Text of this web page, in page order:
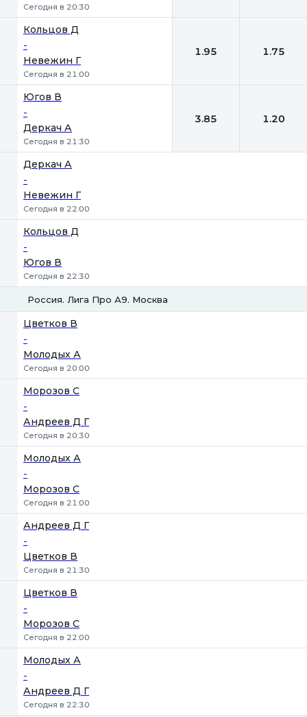
Сегодня в 20:30
Кольцов Д
-
Невежин Г
Сегодня в 21:00
1.95 1.75
Югов В
-
Деркач А
Сегодня в 21:30
3.85 1.20
Деркач А
-
Невежин Г
Сегодня в 22:00
Кольцов Д
-
Югов В
Сегодня в 22:30
Россия. Лига Про А9. Москва
Цветков В
-
Молодых А
Сегодня в 20:00
Морозов С
-
Андреев Д Г
Сегодня в 20:30
Молодых А
-
Морозов С
Сегодня в 21:00
Андреев Д Г
-
Цветков В
Сегодня в 21:30
Цветков В
-
Морозов С
Сегодня в 22:00
Молодых А
-
Андреев Д Г
Сегодня в 22:30